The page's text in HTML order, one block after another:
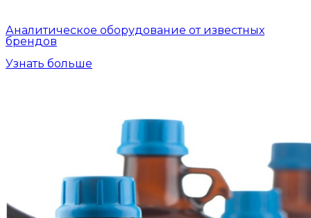
Аналитическое оборудование от известных
брендов
Узнать больше